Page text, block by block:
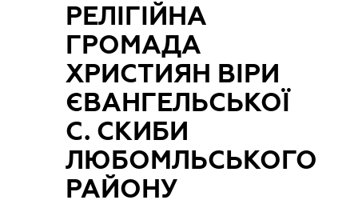
РЕЛІГІЙНА
ГРОМАДА
ХРИСТИЯН ВІРИ
ЄВАНГЕЛЬСЬКОЇ
С. СКИБИ
ЛЮБОМЛЬСЬКОГО
РАЙОНУ